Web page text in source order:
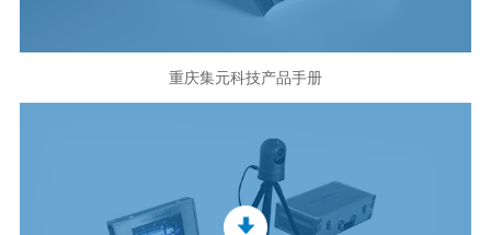
重庆集元科技产品手册